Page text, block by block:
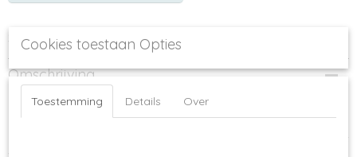
Specificaties
Productcode
826-882
Omschrijving
Little Indians - Pyjama Abbey Stone
Cookies toestaan Opties
Toestemming Details Over